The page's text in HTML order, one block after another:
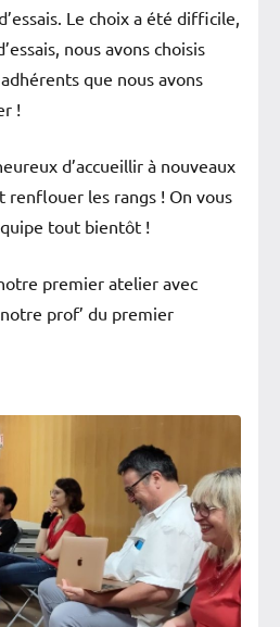
Le choix a été difficile,
nous avons choisis
que nous avons
!
d’accueillir à nouveaux
renflouer les rangs ! On vous
tout bientôt !
premier atelier avec
prof’ du premier